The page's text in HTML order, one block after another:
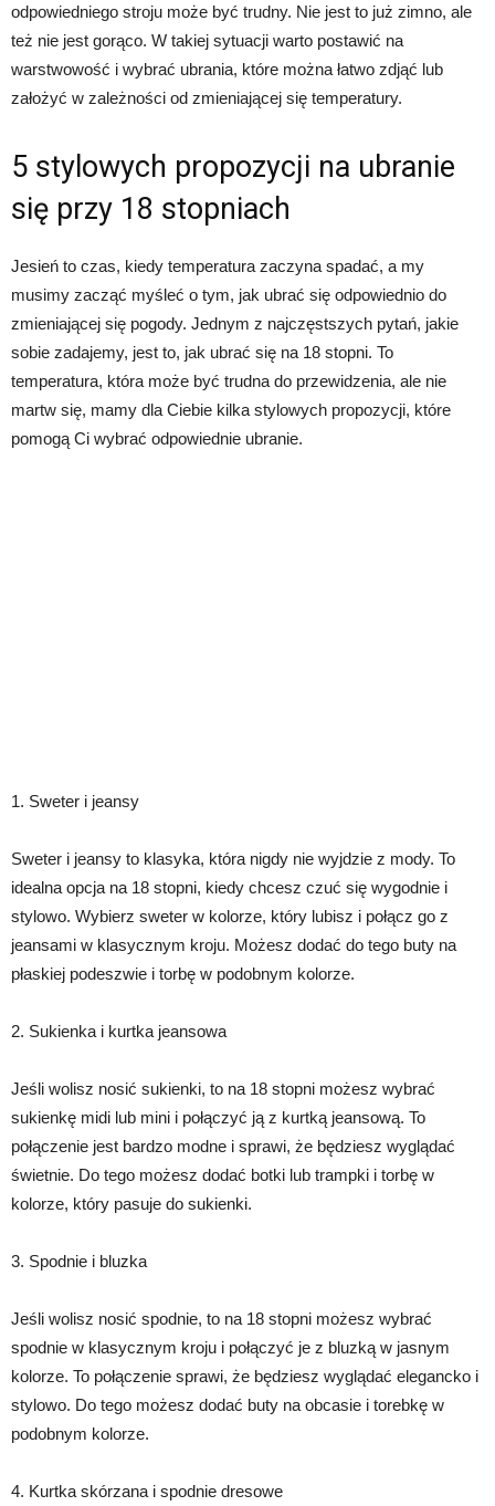
odpowiedniego stroju może być trudny. Nie jest to już zimno, ale
też nie jest gorąco. W takiej sytuacji warto postawić na
warstwowość i wybrać ubrania, które można łatwo zdjąć lub
założyć w zależności od zmieniającej się temperatury.
5 stylowych propozycji na ubranie
się przy 18 stopniach
Jesień to czas, kiedy temperatura zaczyna spadać, a my
musimy zacząć myśleć o tym, jak ubrać się odpowiednio do
zmieniającej się pogody. Jednym z najczęstszych pytań, jakie
sobie zadajemy, jest to, jak ubrać się na 18 stopni. To
temperatura, która może być trudna do przewidzenia, ale nie
martw się, mamy dla Ciebie kilka stylowych propozycji, które
pomogą Ci wybrać odpowiednie ubranie.
1. Sweter i jeansy
Sweter i jeansy to klasyka, która nigdy nie wyjdzie z mody. To
idealna opcja na 18 stopni, kiedy chcesz czuć się wygodnie i
stylowo. Wybierz sweter w kolorze, który lubisz i połącz go z
jeansami w klasycznym kroju. Możesz dodać do tego buty na
płaskiej podeszwie i torbę w podobnym kolorze.
2. Sukienka i kurtka jeansowa
Jeśli wolisz nosić sukienki, to na 18 stopni możesz wybrać
sukienkę midi lub mini i połączyć ją z kurtką jeansową. To
połączenie jest bardzo modne i sprawi, że będziesz wyglądać
świetnie. Do tego możesz dodać botki lub trampki i torbę w
kolorze, który pasuje do sukienki.
3. Spodnie i bluzka
Jeśli wolisz nosić spodnie, to na 18 stopni możesz wybrać
spodnie w klasycznym kroju i połączyć je z bluzką w jasnym
kolorze. To połączenie sprawi, że będziesz wyglądać elegancko i
stylowo. Do tego możesz dodać buty na obcasie i torebkę w
podobnym kolorze.
4. Kurtka skórzana i spodnie dresowe